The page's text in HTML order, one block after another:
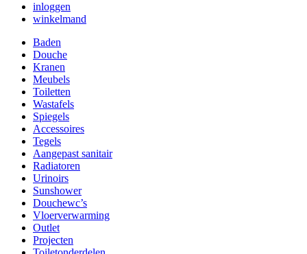
inloggen
winkelmand
Baden
Douche
Kranen
Meubels
Toiletten
Wastafels
Spiegels
Accessoires
Tegels
Aangepast sanitair
Radiatoren
Urinoirs
Sunshower
Douchewc’s
Vloerverwarming
Outlet
Projecten